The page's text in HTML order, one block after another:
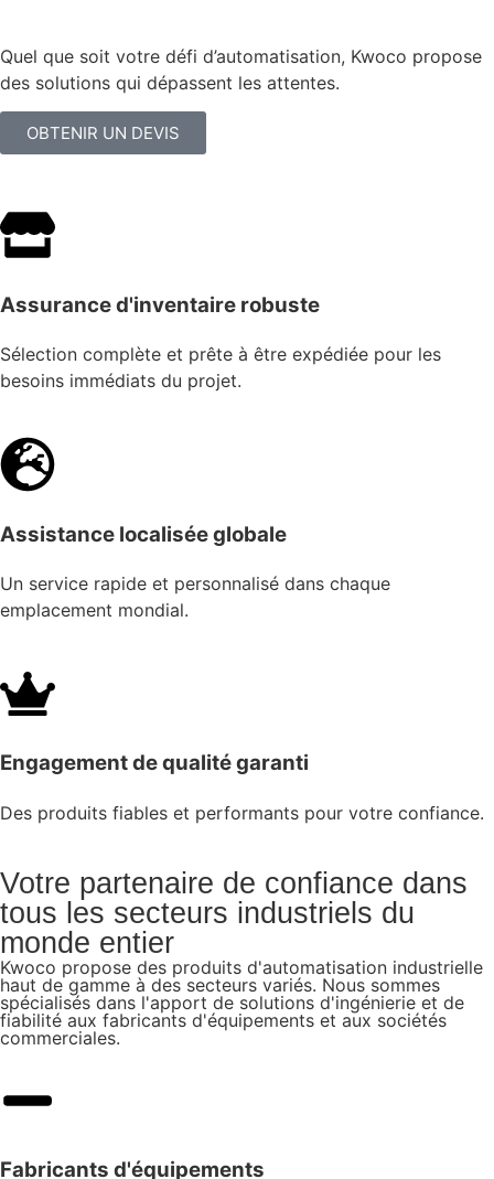
Quel que soit votre défi d’automatisation, Kwoco propose
des solutions qui dépassent les attentes.
OBTENIR UN DEVIS
Assurance d'inventaire robuste
Sélection complète et prête à être expédiée pour les
besoins immédiats du projet.
Assistance localisée globale
Un service rapide et personnalisé dans chaque
emplacement mondial.
Engagement de qualité garanti
Des produits fiables et performants pour votre confiance.
Votre partenaire de confiance dans
tous les secteurs industriels du
monde entier
Kwoco propose des produits d'automatisation industrielle
haut de gamme à des secteurs variés. Nous sommes
spécialisés dans l'apport de solutions d'ingénierie et de
fiabilité aux fabricants d'équipements et aux sociétés
commerciales.
Fabricants d'équipements